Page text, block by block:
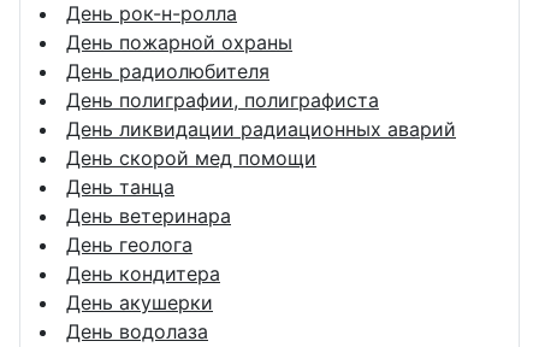
День рок-н-ролла
День пожарной охраны
День радиолюбителя
День полиграфии, полиграфиста
День ликвидации радиационных аварий
День скорой мед помощи
День танца
День ветеринара
День геолога
День кондитера
День акушерки
День водолаза